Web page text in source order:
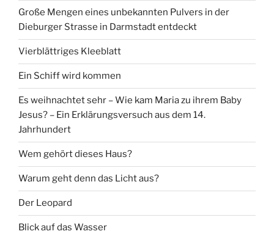
Große Mengen eines unbekannten Pulvers in der
Dieburger Strasse in Darmstadt entdeckt
Vierblättriges Kleeblatt
Ein Schiff wird kommen
Es weihnachtet sehr – Wie kam Maria zu ihrem Baby
Jesus? – Ein Erklärungsversuch aus dem 14.
Jahrhundert
Wem gehört dieses Haus?
Warum geht denn das Licht aus?
Der Leopard
Blick auf das Wasser